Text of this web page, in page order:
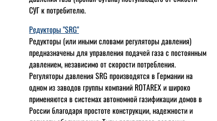
СУГ к потребителю.
Редукторы "SRG"
Редукторы (или иными словами регуляторы давления)
предназначены для управления подачей газа с постоянным
давлением, независимо от скорости потребления.
Регуляторы давления SRG производятся в Германии на
одном из заводов группы компаний ROTAREX и широко
применяются в системах автономной газификации домов в
России благодаря простоте конструкции, надежности и